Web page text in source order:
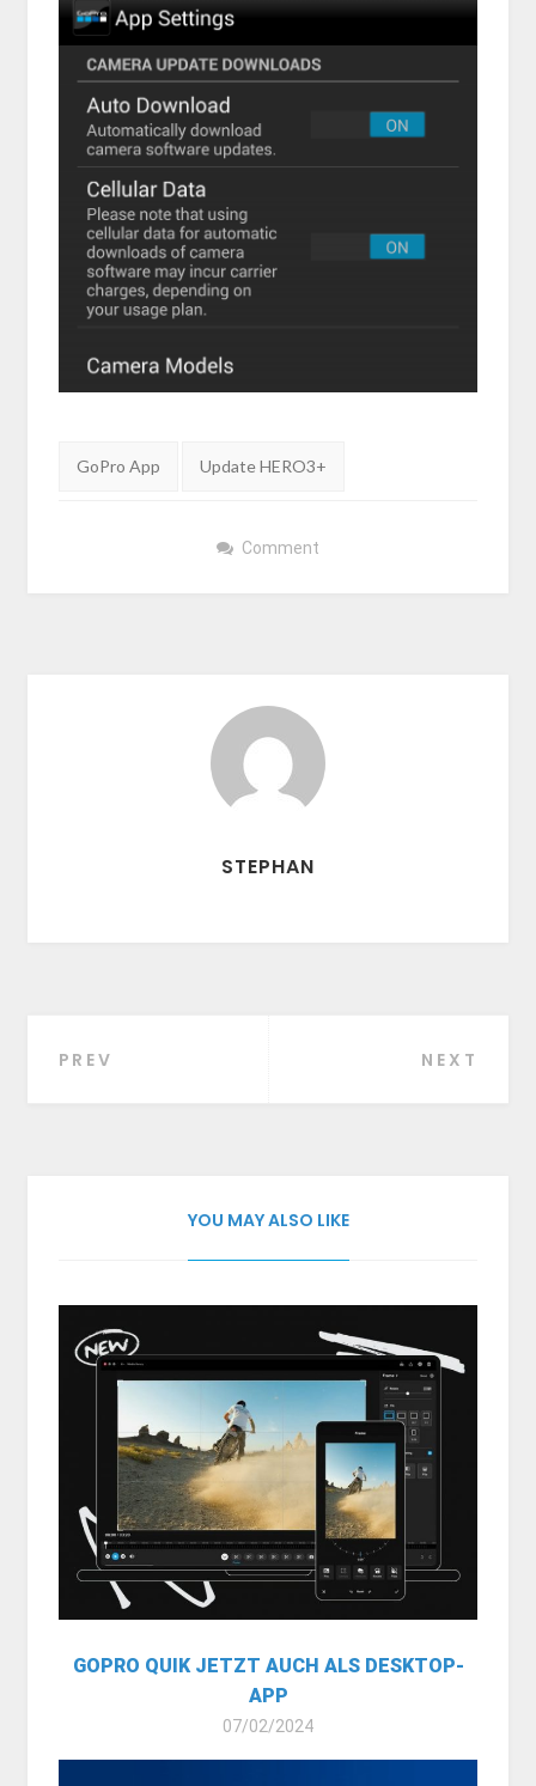
Tags:
GoPro App Update HERO3+
Comment
STEPHAN
Beitragsnavigation
PREV NEXT
YOU MAY ALSO LIKE
GOPRO QUIK JETZT AUCH ALS DESKTOP-
APP
07/02/2024